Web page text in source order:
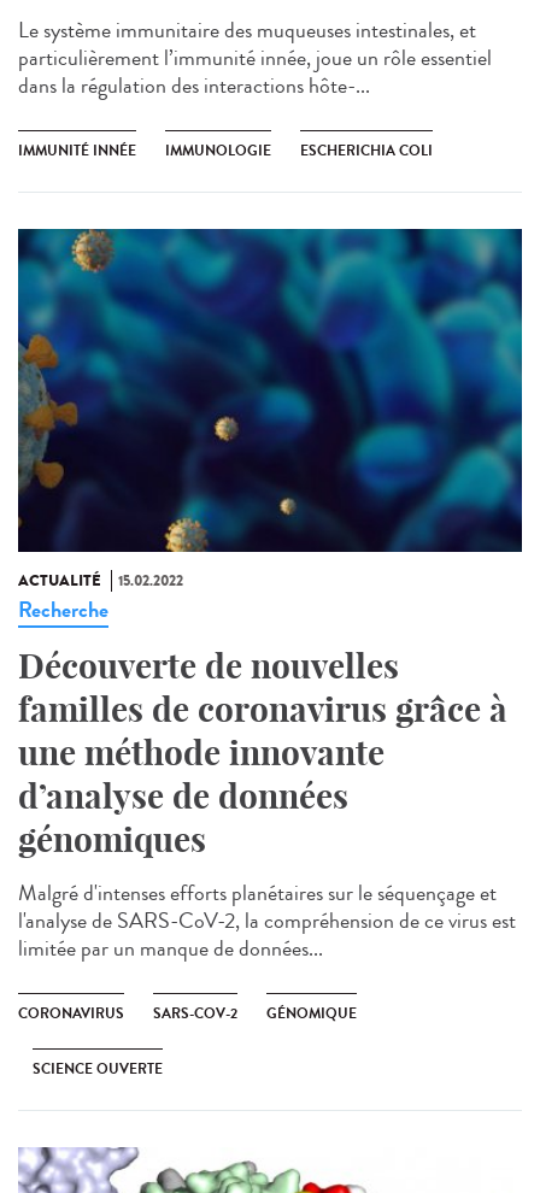
Le système immunitaire des muqueuses intestinales, et
particulièrement l’immunité innée, joue un rôle essentiel
dans la régulation des interactions hôte-...
IMMUNITÉ INNÉE IMMUNOLOGIE ESCHERICHIA COLI
ACTUALITÉ 15.02.2022
Recherche
Découverte de nouvelles
familles de coronavirus grâce à
une méthode innovante
d’analyse de données
génomiques
Malgré d'intenses efforts planétaires sur le séquençage et
l'analyse de SARS-CoV-2, la compréhension de ce virus est
limitée par un manque de données...
CORONAVIRUS SARS-COV-2 GÉNOMIQUE
SCIENCE OUVERTE